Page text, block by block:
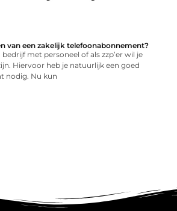
van een zakelijk telefoonabonnement?
met personeel of als zzp’er wil je
Hiervoor heb je natuurlijk een goed
nodig. Nu kun